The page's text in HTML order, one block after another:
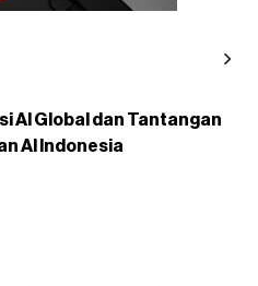
AI Global dan Tantangan
AI Indonesia